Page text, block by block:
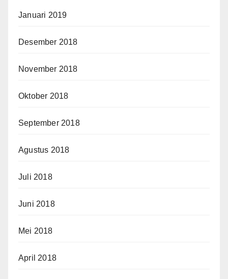
Januari 2019
Desember 2018
November 2018
Oktober 2018
September 2018
Agustus 2018
Juli 2018
Juni 2018
Mei 2018
April 2018